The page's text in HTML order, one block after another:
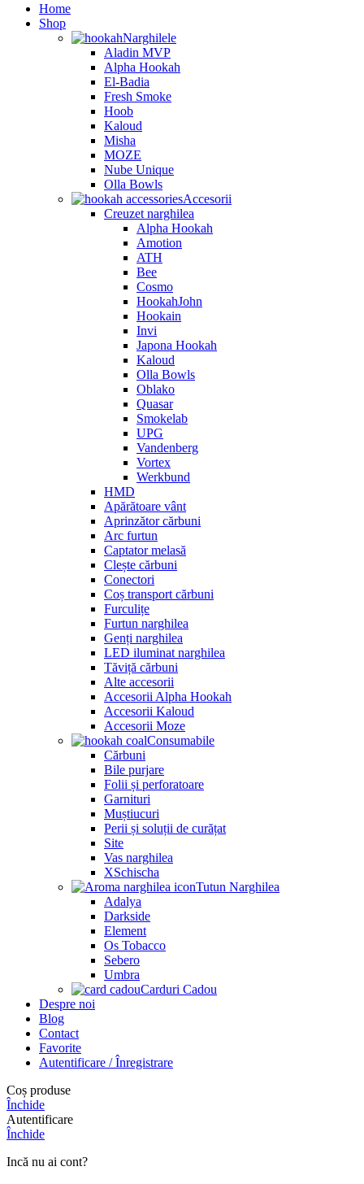
Home
Shop
Narghilele
Aladin MVP
Alpha Hookah
El-Badia
Fresh Smoke
Hoob
Kaloud
Misha
MOZE
Nube Unique
Olla Bowls
Accesorii
Creuzet narghilea
Alpha Hookah
Amotion
ATH
Bee
Cosmo
HookahJohn
Hookain
Invi
Japona Hookah
Kaloud
Olla Bowls
Oblako
Quasar
Smokelab
UPG
Vandenberg
Vortex
Werkbund
HMD
Apărătoare vânt
Aprinzător cărbuni
Arc furtun
Captator melasă
Clește cărbuni
Conectori
Coș transport cărbuni
Furculițe
Furtun narghilea
Genți narghilea
LED iluminat narghilea
Tăviță cărbuni
Alte accesorii
Accesorii Alpha Hookah
Accesorii Kaloud
Accesorii Moze
Consumabile
Cărbuni
Bile purjare
Folii și perforatoare
Garnituri
Muștiucuri
Perii și soluții de curățat
Site
Vas narghilea
XSchischa
Tutun Narghilea
Adalya
Darkside
Element
Os Tobacco
Sebero
Umbra
Carduri Cadou
Despre noi
Blog
Contact
Favorite
Autentificare / Înregistrare
Coș produse
Închide
Autentificare
Închide
Incă nu ai cont?